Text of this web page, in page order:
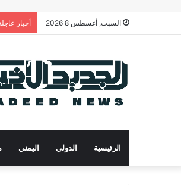
السبت, أغسطس 8 2026 أخبار
الرئيسية الدولي اليمني